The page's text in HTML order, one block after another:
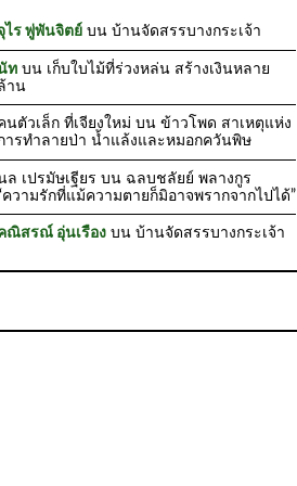
ไร พู่พันจิตย์บน บ้านจัดสรรบางกระเจ้า
ทบน เก็บใบไม้ที่ร่วงหล่น สร้างเงินหลาย
าน
นตัวเล็ก ที่เจียงใหม่ บน ข้าวโพด สาเหตุแห่ง
ารทำลายป่า น้ำแล้งและหมอกควันพิษ
ล เปรมัษเฐียร บน ฉลบชลัยย์ พลางกูร
ความรักที่แม้ความตายก็มิอาจพรากจากไปได้”
ณิสรณ์ อุ่นเรืองบน บ้านจัดสรรบางกระเจ้า